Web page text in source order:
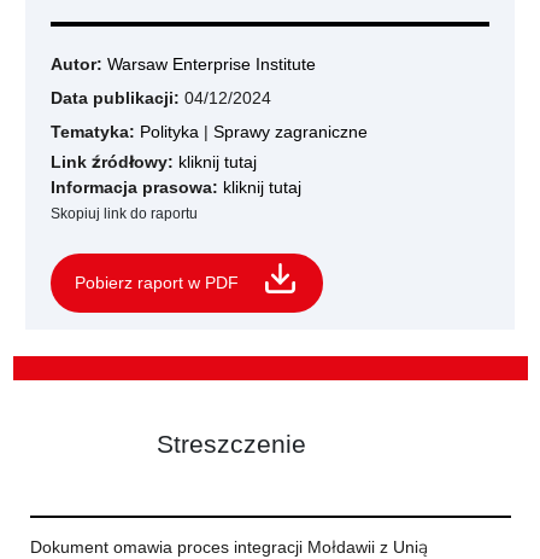
Autor: Warsaw Enterprise Institute
Data publikacji: 04/12/2024
Tematyka: Polityka | Sprawy zagraniczne
Link źródłowy: kliknij tutaj
Informacja prasowa: kliknij tutaj
Skopiuj link do raportu
Pobierz raport w PDF
Streszczenie
Dokument omawia proces integracji Mołdawii z Unią